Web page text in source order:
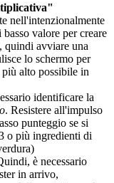
nell'intenzionalmente
valore per creare
quindi avviare una
lo schermo per
alto possibile in
identificare la
. Resistere all'impulso
punteggio se si
o più ingredienti di
è necessario
in arrivo,